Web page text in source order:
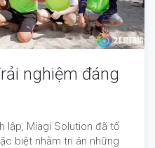
nghiệm đáng
lập, Miagi Solution đã tổ
biệt nhằm tri ân những